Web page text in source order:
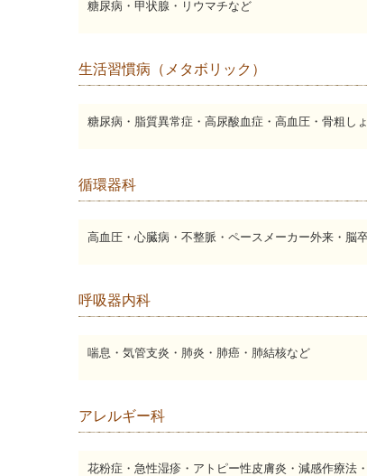
糖尿病・甲状腺・リウマチなど
生活習慣病（メタボリック）
糖尿病・脂質異常症・高尿酸血症・高血圧・骨粗し
循環器科
高血圧・心臓病・不整脈・ペースメーカー外来・脳
呼吸器内科
喘息・気管支炎・肺炎・肺癌・肺結核など
アレルギー科
花粉症・急性湿疹・アトピー性皮膚炎・減感作療法